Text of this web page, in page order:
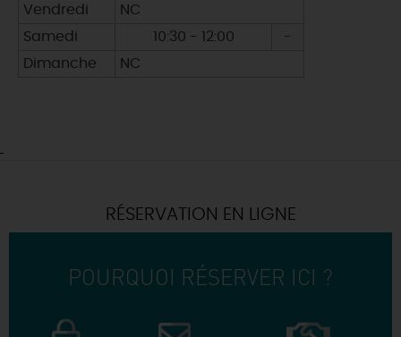
Vendredi
NC
Samedi
10:30 - 12:00
-
Dimanche
NC
RÉSERVATION EN LIGNE
POURQUOI RÉSERVER ICI ?